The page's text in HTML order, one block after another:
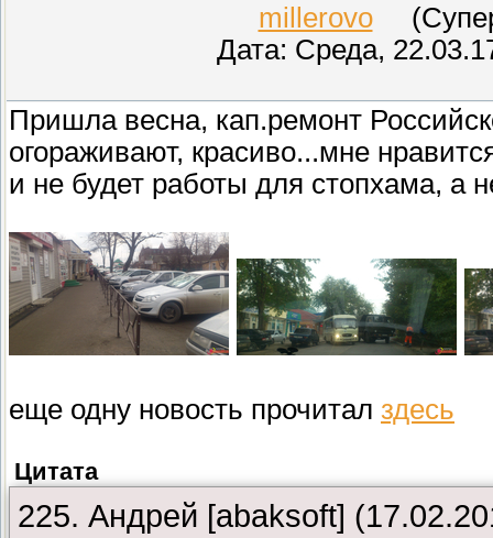
millerovo
Дата: Среда,
Пришла весна, кап.ремонт
огораживают, красиво...мне
и не будет работы для стопхама, а
еще одну новость прочитал здесь
Цитата
225. Андрей [abaksoft]